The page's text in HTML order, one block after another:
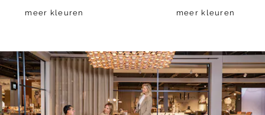
meer kleuren meer kleuren